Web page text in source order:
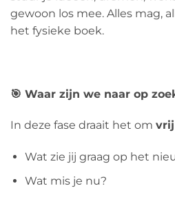
gewoon los mee. Alles mag,
het fysieke boek.
🎯 Waar zijn we naar op
In deze fase draait het om
Wat zie jij graag op het
Wat mis je nu?